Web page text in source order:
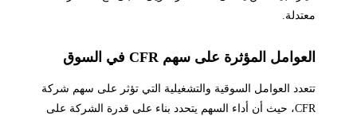
معتدلة.
العوامل المؤثرة على سهم CFR في السوق
تتعدد العوامل السوقية والتشغيلية التي تؤثر على سهم شركة
CFR، حيث أن أداء السهم يتحدد بناء على قدرة الشركة على